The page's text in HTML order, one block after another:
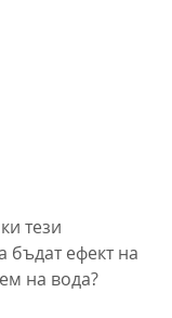
тези
бъдат ефект на
на вода?